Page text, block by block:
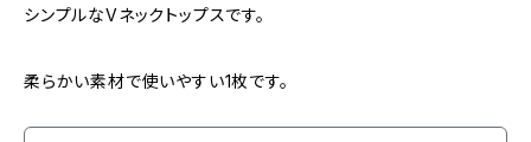
シンプルなVネックトップスです。
柔らかい素材で使いやすい1枚です。